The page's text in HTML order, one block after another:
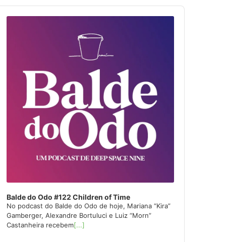
Balde do Odo #122 Children of Time
No podcast do Balde do Odo de hoje, Mariana “Kira”
Gamberger, Alexandre Bortuluci e Luiz “Morn”
Castanheira recebem[...]